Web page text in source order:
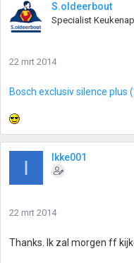
S.oldeerbout
Specialist
22 mrt 2014
Bosch exclusiv silence
I Ikke001
22 mrt 2014
Thanks. Ik zal morgen ff